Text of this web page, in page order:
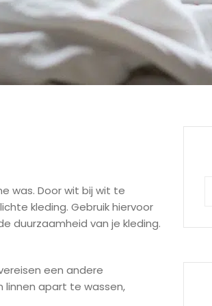
was. Door wit bij wit te
kleding. Gebruik hiervoor
duurzaamheid van je kleding.
een andere
linnen apart te wassen,